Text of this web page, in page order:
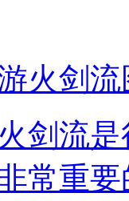
火剑
剑流
常重